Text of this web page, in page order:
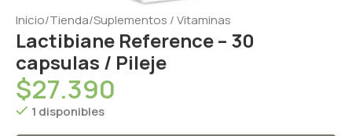
Inicio/Tienda/Suplementos / Vitaminas
Lactibiane Reference – 30
capsulas / Pileje
$27.390
1 disponibles